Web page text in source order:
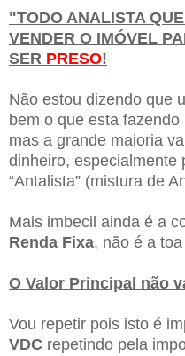
"TODO ANALISTA
VENDER O IMÓVEL
SER PRESO!
Não estou dizendo que
bem o que esta
mas a grande maioria
dinheiro, especialmente
“Antalista” (mistura de
Mais imbecil ainda é a
Renda Fixa, não é a
O Valor Principal não
Vou repetir pois isto é
VDC repetindo pela